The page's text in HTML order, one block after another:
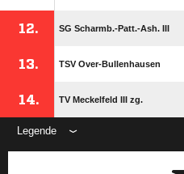
12. SG Scharmb.-Patt.-Ash. III
13. TSV Over-Bullenhausen
14. TV Meckelfeld III zg.
Legende